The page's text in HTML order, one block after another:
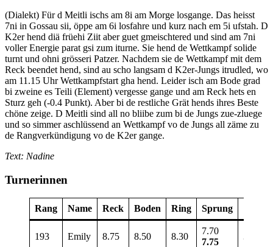
(Dialekt) Für d Meitli ischs am 8i am Morge losgange. Das heisst
7ni in Gossau sii, öppe am 6i losfahre und kurz nach em 5i ufstah. D
K2er hend diä früehi Ziit aber guet gmeischtered und sind am 7ni
voller Energie parat gsi zum iturne. Sie hend de Wettkampf solide
turnt und ohni grösseri Patzer. Nachdem sie de Wettkampf mit dem
Reck beendet hend, sind au scho langsam d K2er-Jungs itrudled, wo
am 11.15 Uhr Wettkampfstart gha hend. Leider isch am Bode grad
bi zweine es Teili (Element) vergesse gange und am Reck hets en
Sturz geh (-0.4 Punkt). Aber bi de restliche Grät hends ihres Beste
chöne zeige. D Meitli sind all no bliibe zum bi de Jungs zue-zluege
und so simmer aschlüssend an Wettkampf vo de Jungs all zäme zu
de Rangverkündigung vo de K2er gange.
Text: Nadine
Turnerinnen
Rang Name Reck Boden Ring Sprung
193 Emily 8.75 8.50 8.30
7.70
7.75
33.30